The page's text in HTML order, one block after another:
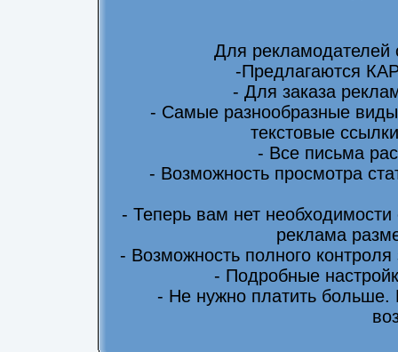
Для
-Предлагаются
- Для заказа
- Самые разнообразные
текстовые
- Все письма
- Возможность просмотра
- Теперь вам нет
реклама
- Возможность полного
- Подробные
- Не нужно платить больше.